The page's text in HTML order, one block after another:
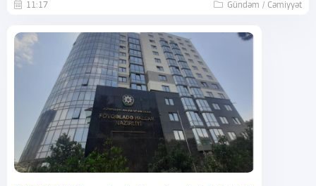
11:17 Gündəm / Cəmiyyət